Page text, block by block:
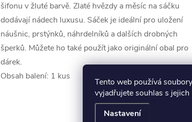
Tento web používá
vyjadřujete souhlas s
Nastavení
šifonu v žluté barvě. Zlaté hvězdy a měsíc na sáčku
dodávají nádech luxusu. Sáček je ideální pro uložení
náušnic, prstýnků, náhrdelníků a dalších drobných
šperků. Můžete ho také použít jako originální obal pro
dárek.
Obsah balení: 1 kus